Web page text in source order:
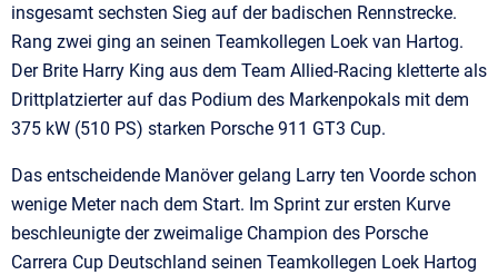
insgesamt sechsten Sieg auf der badischen Rennstrecke.
Rang zwei ging an seinen Teamkollegen Loek van Hartog.
Der Brite Harry King aus dem Team Allied-Racing kletterte als
Drittplatzierter auf das Podium des Markenpokals mit dem
375 kW (510 PS) starken Porsche 911 GT3 Cup.
Das entscheidende Manöver gelang Larry ten Voorde schon
wenige Meter nach dem Start. Im Sprint zur ersten Kurve
beschleunigte der zweimalige Champion des Porsche
Carrera Cup Deutschland seinen Teamkollegen Loek Hartog